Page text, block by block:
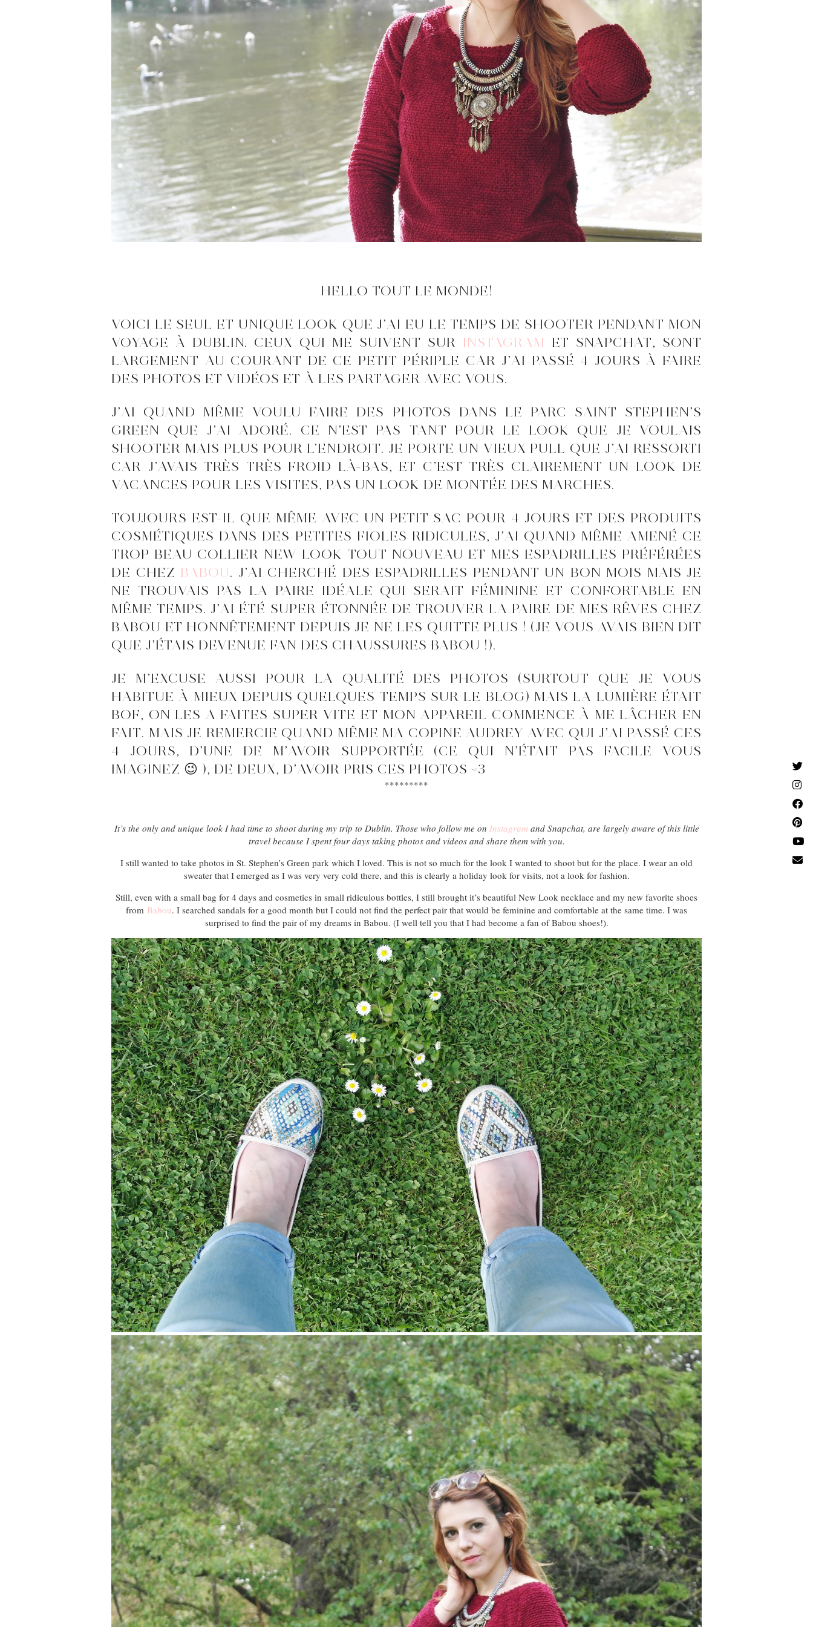
HELLO TOUT LE MONDE!
VOICI LE SEUL ET UNIQUE LOOK QUE J’AI EU LE TEMPS DE SHOOTER PENDANT MON
VOYAGE À DUBLIN. CEUX QUI ME SUIVENT SUR INSTAGRAM ET SNAPCHAT, SONT
LARGEMENT AU COURANT DE CE PETIT PÉRIPLE CAR J’AI PASSÉ 4 JOURS À FAIRE
DES PHOTOS ET VIDÉOS ET À LES PARTAGER AVEC VOUS.
J’AI QUAND MÊME VOULU FAIRE DES PHOTOS DANS LE PARC SAINT STEPHEN’S
GREEN QUE J’AI ADORÉ. CE N’EST PAS TANT POUR LE LOOK QUE JE VOULAIS
SHOOTER MAIS PLUS POUR L’ENDROIT. JE PORTE UN VIEUX PULL QUE J’AI RESSORTI
CAR J’AVAIS TRÈS TRÈS FROID LÀ-BAS, ET C’EST TRÈS CLAIREMENT UN LOOK DE
VACANCES POUR LES VISITES, PAS UN LOOK DE MONTÉE DES MARCHES.
TOUJOURS EST-IL QUE MÊME AVEC UN PETIT SAC POUR 4 JOURS ET DES PRODUITS
COSMÉTIQUES DANS DES PETITES FIOLES RIDICULES, J’AI QUAND MÊME AMENÉ CE
TROP BEAU COLLIER NEW LOOK TOUT NOUVEAU ET MES ESPADRILLES PRÉFÉRÉES
DE CHEZ BABOU. J’AI CHERCHÉ DES ESPADRILLES PENDANT UN BON MOIS MAIS JE
NE TROUVAIS PAS LA PAIRE IDÉALE QUI SERAIT FÉMININE ET CONFORTABLE EN
MÊME TEMPS. J’AI ÉTÉ SUPER ÉTONNÉE DE TROUVER LA PAIRE DE MES RÊVES CHEZ
BABOU ET HONNÊTEMENT DEPUIS JE NE LES QUITTE PLUS ! (JE VOUS AVAIS BIEN DIT
QUE J’ÉTAIS DEVENUE FAN DES CHAUSSURES BABOU !).
JE M’EXCUSE AUSSI POUR LA QUALITÉ DES PHOTOS (SURTOUT QUE JE VOUS
HABITUE À MIEUX DEPUIS QUELQUES TEMPS SUR LE BLOG) MAIS LA LUMIÈRE ÉTAIT
BOF, ON LES A FAITES SUPER VITE ET MON APPAREIL COMMENCE À ME LÂCHER EN
FAIT. MAIS JE REMERCIE QUAND MÊME MA COPINE AUDREY AVEC QUI J’AI PASSÉ CES
4 JOURS, D’UNE DE M’AVOIR SUPPORTÉE (CE QUI N’ÉTAIT PAS FACILE VOUS
IMAGINEZ 😉 ), DE DEUX, D’AVOIR PRIS CES PHOTOS <3
*********
It’s the only and unique look I had time to shoot during my trip to Dublin. Those who follow me on Instagram and Snapchat, are largely aware of this little
travel because I spent four days taking photos and videos and share them with you.
I still wanted to take photos in St. Stephen’s Green park which I loved. This is not so much for the look I wanted to shoot but for the place. I wear an old
sweater that I emerged as I was very very cold there, and this is clearly a holiday look for visits, not a look for fashion.
Still, even with a small bag for 4 days and cosmetics in small ridiculous bottles, I still brought it’s beautiful New Look necklace and my new favorite shoes
from Babou. I searched sandals for a good month but I could not find the perfect pair that would be feminine and comfortable at the same time. I was
surprised to find the pair of my dreams in Babou. (I well tell you that I had become a fan of Babou shoes!).